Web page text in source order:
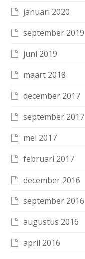
januari 2020
september 2019
juni 2019
maart 2018
december 2017
september 2017
mei 2017
februari 2017
december 2016
september 2016
augustus 2016
april 2016